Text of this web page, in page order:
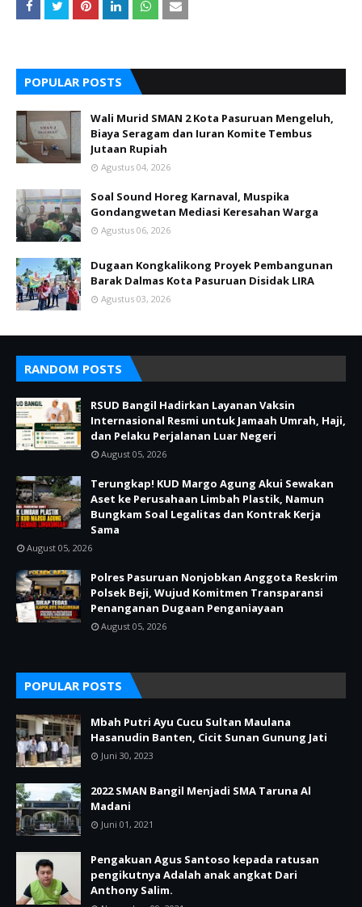
POPULAR POSTS
Wali Murid SMAN 2 Kota Pasuruan Mengeluh,
Biaya Seragam dan Iuran Komite Tembus
Jutaan Rupiah
Agustus 04, 2026
Soal Sound Horeg Karnaval, Muspika
Gondangwetan Mediasi Keresahan Warga
Agustus 06, 2026
Dugaan Kongkalikong Proyek Pembangunan
Barak Dalmas Kota Pasuruan Disidak LIRA
Agustus 03, 2026
RANDOM POSTS
RSUD Bangil Hadirkan Layanan Vaksin
Internasional Resmi untuk Jamaah Umrah, Haji,
dan Pelaku Perjalanan Luar Negeri
August 05, 2026
Terungkap! KUD Margo Agung Akui Sewakan
Aset ke Perusahaan Limbah Plastik, Namun
Bungkam Soal Legalitas dan Kontrak Kerja
Sama
August 05, 2026
Polres Pasuruan Nonjobkan Anggota Reskrim
Polsek Beji, Wujud Komitmen Transparansi
Penanganan Dugaan Penganiayaan
August 05, 2026
POPULAR POSTS
Mbah Putri Ayu Cucu Sultan Maulana
Hasanudin Banten, Cicit Sunan Gunung Jati
Juni 30, 2023
2022 SMAN Bangil Menjadi SMA Taruna Al
Madani
Juni 01, 2021
Pengakuan Agus Santoso kepada ratusan
pengikutnya Adalah anak angkat Dari
Anthony Salim.